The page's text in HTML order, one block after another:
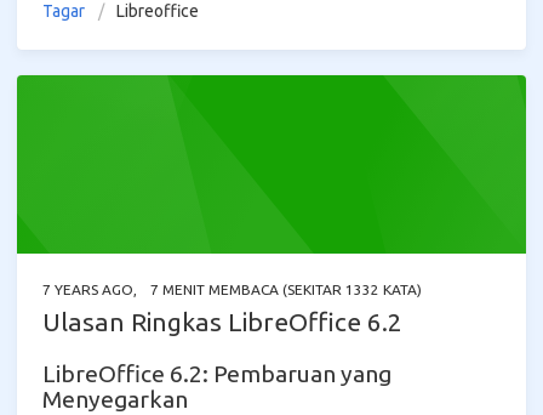
Tagar Libreoffice
7 YEARS AGO 7 MENIT MEMBACA (SEKITAR 1332 KATA)
Ulasan Ringkas LibreOffice 6.2
LibreOffice 6.2: Pembaruan yang
Menyegarkan